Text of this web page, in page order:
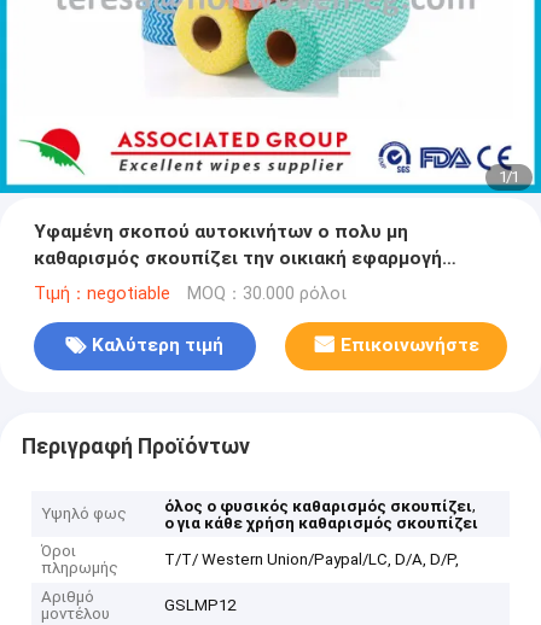
1/1
Υφαμένη σκοπού αυτοκινήτων ο πολυ μη
καθαρισμός σκουπίζει την οικιακή εφαρμογή
τεχνικών Spunlaced
Τιμή：negotiable MOQ：30.000 ρόλοι
Καλύτερη τιμή Επικοινωνήστε
Περιγραφή Προϊόντων
Υψηλό φως όλος ο φυσικός καθαρισμός σκουπίζει,
ο για κάθε χρήση καθαρισμός σκουπίζει
Όροι
πληρωμής
T/T/ Western Union/Paypal/LC, D/A, D/P,
Αριθμό
μοντέλου
GSLMP12